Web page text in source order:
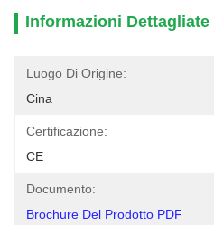
Informazioni Dettagliate
Luogo Di Origine:
Cina
Certificazione:
CE
Documento:
Brochure Del Prodotto PDF